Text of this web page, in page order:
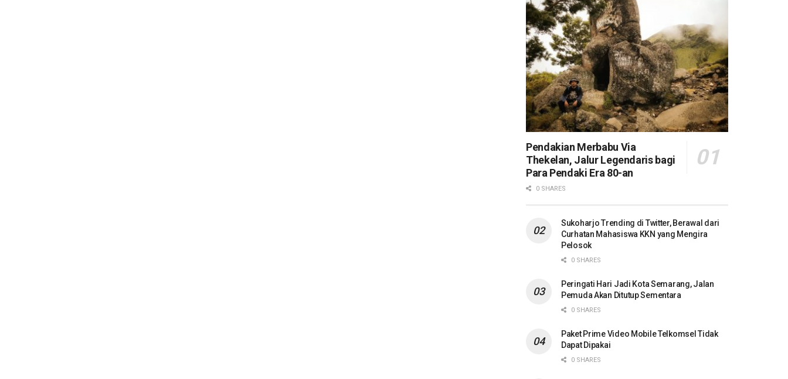
Pendakian Merbabu Via
Thekelan, Jalur Legendaris bagi
Para Pendaki Era 80-an
0 SHARES
Sukoharjo Trending di Twitter, Berawal dari
Curhatan Mahasiswa KKN yang Mengira
Pelosok
0 SHARES
Peringati Hari Jadi Kota Semarang, Jalan
Pemuda Akan Ditutup Sementara
0 SHARES
Paket Prime Video Mobile Telkomsel Tidak
Dapat Dipakai
0 SHARES